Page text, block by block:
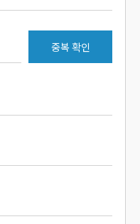
중복 확인